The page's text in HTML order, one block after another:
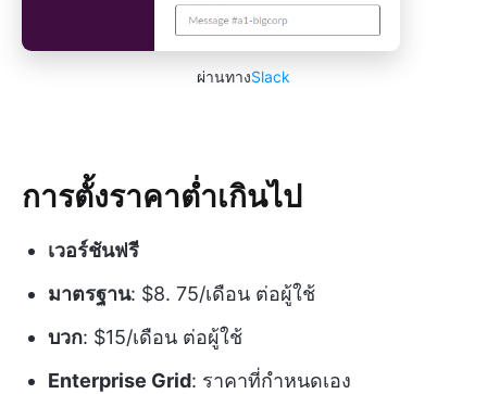
ผ่านทางSlack
การตั้งราคาต่ำเกินไป
เวอร์ชันฟรี
มาตรฐาน: $8. 75/เดือน ต่อผู้ใช้
บวก: $15/เดือน ต่อผู้ใช้
Enterprise Grid: ราคาที่กำหนดเอง